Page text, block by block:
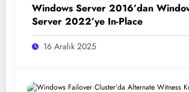
Windows Server 2016’dan
Server 2022’ye In-Place
16 Aralık 2025